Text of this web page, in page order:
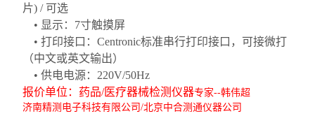
片) / 可选
• 显示：7寸触摸屏
• 打印接口：Centronic标准串行打印接口，可接微打
（中文或英文输出）
• 供电电源：220V/50Hz
报价单位： 药品/医疗器械检测仪器专家--韩伟超
济南精测电子科技有限公司/北京中合测通仪器公司